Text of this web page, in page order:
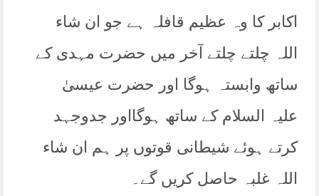
اکابر کا وہ عظیم قافلہ ہے جو ان شاء
اللہ چلتے چلتے آخر میں حضرت مہدی کے
ساتھ وابستہ ہوگا اور حضرت عیسیٰ
علیہ السلام کے ساتھ ہوگااور جدوجہد
کرتے ہوئے شیطانی قوتوں پر ہم ان شاء
اللہ غلبہ حاصل کریں گے۔